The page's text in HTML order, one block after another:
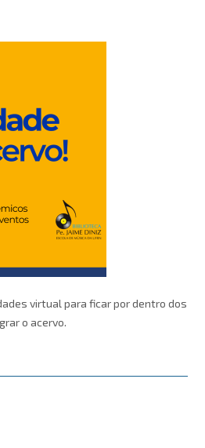
virtual para ficar por dentro dos
o acervo.